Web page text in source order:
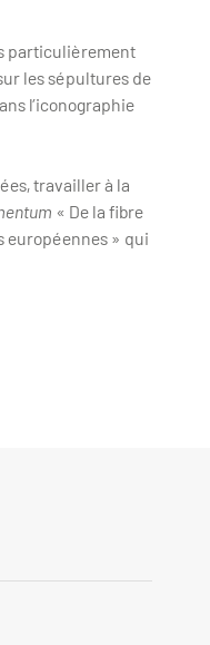
particulièrement
les sépultures de
l’iconographie
travailler à la
« De la fibre
européennes » qui